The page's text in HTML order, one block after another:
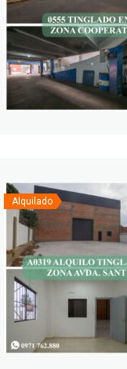
Alquilado